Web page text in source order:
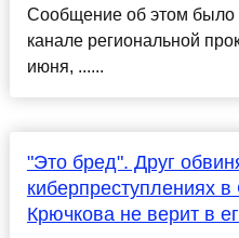
Сообщение об этом было
канале региональной
июня, ......
"Это бред". Друг
киберпреступлениях
Крючкова не верит в